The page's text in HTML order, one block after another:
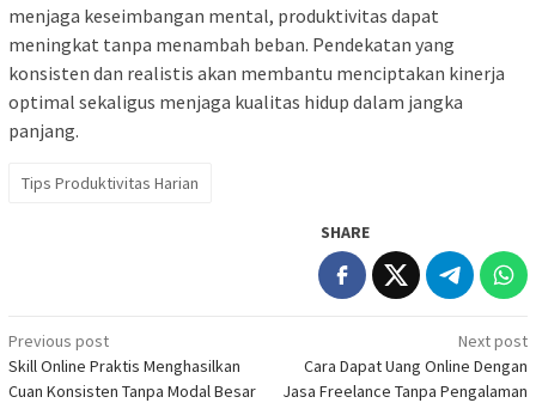
menjaga keseimbangan mental, produktivitas dapat
meningkat tanpa menambah beban. Pendekatan yang
konsisten dan realistis akan membantu menciptakan kinerja
optimal sekaligus menjaga kualitas hidup dalam jangka
panjang.
Tips Produktivitas Harian
SHARE
Post
navigation
Previous post
Skill Online Praktis Menghasilkan
Cuan Konsisten Tanpa Modal Besar
Next post
Cara Dapat Uang Online Dengan
Jasa Freelance Tanpa Pengalaman